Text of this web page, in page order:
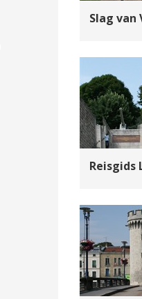
Slag van
Reisgids